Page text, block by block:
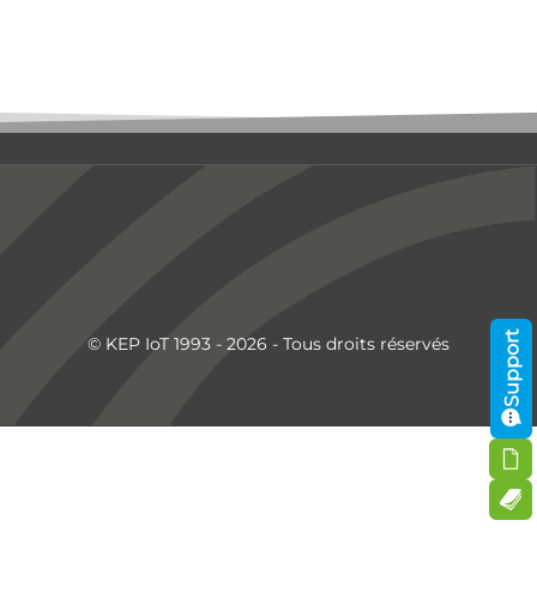
Support
© KEP IoT 1993 - 2026 - Tous droits réservés